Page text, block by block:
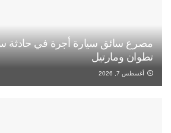
مصرع سائق سيارة أجرة في حادثة
تطوان ومارتيل
أغسطس 7, 2026